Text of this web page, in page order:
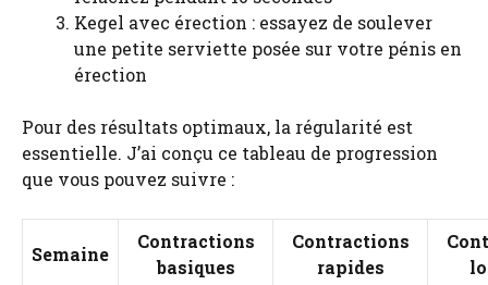
Kegel avec érection : essayez de soulever
une petite serviette posée sur votre pénis en
érection
Pour des résultats optimaux, la régularité est
essentielle. J’ai conçu ce tableau de progression
que vous pouvez suivre :
Semaine
Contractions
basiques
Contractions
rapides